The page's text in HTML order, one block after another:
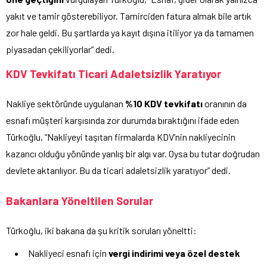
yakıt ve tamir gösterebiliyor. Tamirciden fatura almak bile artık
zor hale geldi. Bu şartlarda ya kayıt dışına itiliyor ya da tamamen
piyasadan çekiliyorlar” dedi.
KDV Tevkifatı Ticari Adaletsizlik Yaratıyor
Nakliye sektöründe uygulanan %10 KDV tevkifatıoranının da
esnafı müşteri karşısında zor durumda bıraktığını ifade eden
Türkoğlu, “Nakliyeyi taşıtan firmalarda KDV’nin nakliyecinin
kazancı olduğu yönünde yanlış bir algı var. Oysa bu tutar doğrudan
devlete aktarılıyor. Bu da ticari adaletsizlik yaratıyor” dedi.
Bakanlara Yöneltilen Sorular
Türkoğlu, iki bakana da şu kritik soruları yöneltti:
Nakliyeci esnafı için vergi indirimi veya özel destek